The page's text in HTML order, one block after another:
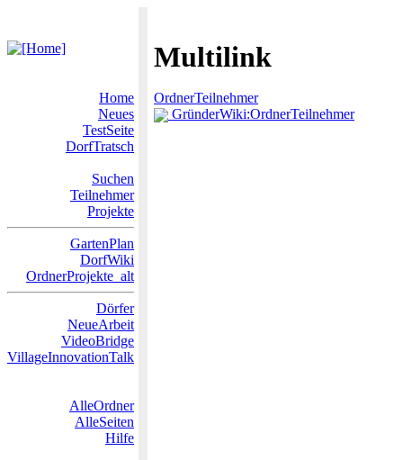
Multilink
Home
Neues
TestSeite
DorfTratsch
Suchen
Teilnehmer
Projekte
GartenPlan
DorfWiki
OrdnerProjekte_alt
Dörfer
NeueArbeit
VideoBridge
VillageInnovationTalk
AlleOrdner
AlleSeiten
Hilfe
OrdnerTeilnehmer
GründerWiki:OrdnerTeilnehmer